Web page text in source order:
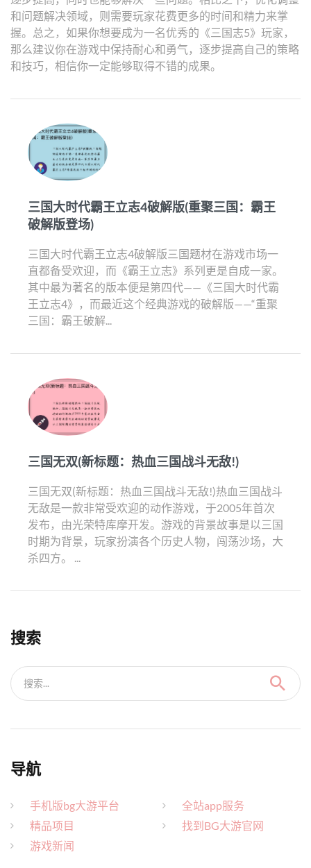
和问题解决领域，则需要玩家花费更多的时间和精力来掌
握。总之，如果你想要成为一名优秀的《三国志5》玩家，
那么建议你在游戏中保持耐心和勇气，逐步提高自己的策略
和技巧，相信你一定能够取得不错的成果。
三国大时代霸王立志4破解版(重聚三国：霸王
破解版登场)
三国大时代霸王立志4破解版三国题材在游戏市场一
直都备受欢迎，而《霸王立志》系列更是自成一家。
其中最为著名的版本便是第四代——《三国大时代霸
王立志4》，而最近这个经典游戏的破解版——“重聚
三国：霸王破解...
三国无双(新标题：热血三国战斗无敌!)
三国无双(新标题：热血三国战斗无敌!)热血三国战斗
无敌是一款非常受欢迎的动作游戏，于2005年首次
发布，由光荣特库摩开发。游戏的背景故事是以三国
时期为背景，玩家扮演各个历史人物，闯荡沙场，大
杀四方。 ...
搜索
搜索...
导航
手机版bg大游平台
精品项目
游戏新闻
全站app服务
找到BG大游官网